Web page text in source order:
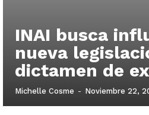
INAI busca
nueva
dictamen de
Michelle Cosme - Noviembre 22,